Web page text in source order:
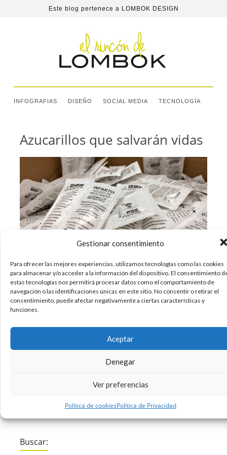
Gestionar consentimiento
Para ofrecer las mejores experiencias, utilizamos tecnologías como las cookies
para almacenar y/o acceder a la información del dispositivo. El consentimiento
estas tecnologías nos permitirá procesar datos como el comportamiento de
navegación o las identificaciones únicas en este sitio. No consentir o retirar el
consentimiento, puede afectar negativamente a ciertas características y
funciones.
Aceptar
Denegar
Ver preferencias
Política de cookiesPolítica de Privacidad
Este blog pertenece a LOMBOK DESIGN
INFOGRAFIAS DISEÑO SOCIAL MEDIA TECNOLOGÍA
Azucarillos que salvarán vidas
Parada cardíaca, ictus, sepsis, trauma. ¿Cómo
actuamos ante uno de estos? ¿Cómo lo
detectamos? Y ¿Cómo lo prevenimos? Una
ingeniosa campaña llamada ‘Azucarillos que
casos. Estas son las tres preguntas que se
planteó Mikel Lobato tras el infarto de su
Buscar: